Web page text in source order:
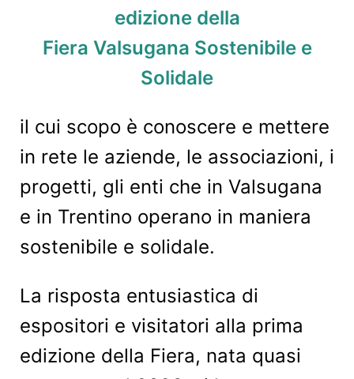
edizione della
Fiera Valsugana Sostenibile e
Solidale
il cui scopo è conoscere e mettere
in rete le aziende, le associazioni, i
progetti, gli enti che in Valsugana
e in Trentino operano in maniera
sostenibile e solidale.
La risposta entusiastica di
espositori e visitatori alla prima
edizione della Fiera, nata quasi